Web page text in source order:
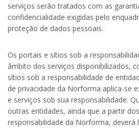
serviços serão tratados com as
confidencialidade exigidas pelo
proteção de dados pessoais.
Os portais e sítios sob a
âmbito dos serviços disponibilizados,
sítios sob a responsabilidade de
de privacidade da Norforma aplica-se
e serviços sob sua responsabilidade.
outras entidades, ainda que a partir
responsabilidade da Norforma, deverá